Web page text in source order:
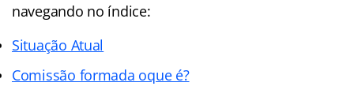
navegando no índice:
Situação Atual
Comissão formada oque é?